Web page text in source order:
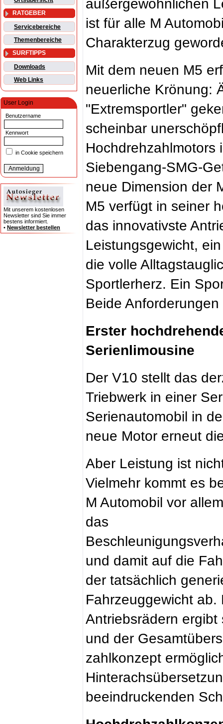
RATGEBER
Servicebereiche
Themenbereiche
SURFTIPPS
Downloads
Web Links
User Login
Benutzername
Kennwort
in Cookie speichern
Mit unserem kostenlosen
Newsletter sind Sie immer
bestens informiert.
• Newsletter bestellen
außergewöhnlichen
ist für alle M
Charakterzug
Mit dem neuen M5
neuerliche Krönung:
"Extremsportler"
scheinbar
Hochdrehzahlmotors
Siebengang-SMG-
neue Dimension der
M5 verfügt in seiner
das innovativste
Leistungsgewicht,
die volle
Sportlerherz. Ein
Beide
Erster
Serienlimousine
Der V10 stellt das
Triebwerk in einer
Serienautomobil in
neue Motor erneut
Aber Leistung ist
Vielmehr kommt es
M Automobil vor
das
und damit auf die
der tatsächlich
Fahrzeuggewicht
Antriebsrädern
und der
zahlkonzept
beeindruckenden